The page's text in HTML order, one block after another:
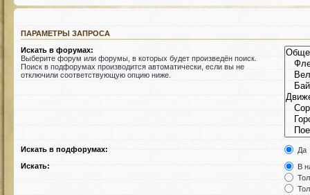
ПАРАМЕТРЫ ЗАПРОСА
Искать в форумах:
Выберите форум или форумы, в которых будет произведён поиск.
Поиск в подфорумах производится автоматически, если вы не
отключили соответствующую опцию ниже.
Искать в подфорумах:
Да
Искать:
В